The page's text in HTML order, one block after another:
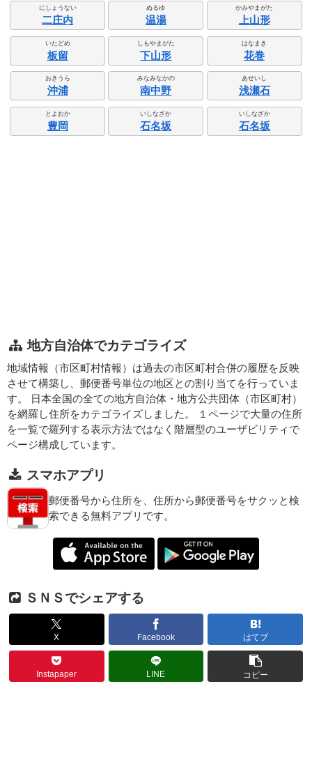
にしょうない
二庄内
ぬるゆ
温湯
かみやまがた
上山形
いたどめ
板留
しもやまがた
下山形
はなまき
花巻
おきうら
沖浦
みなみなかの
南中野
あせいし
浅瀬石
とよおか
豊岡
いしなざか
石名坂
いしなざか
石名坂
地方自治体でカテゴライズ
地域情報（市区町村情報）は過去の市区町村合併の履歴を反映
させて構築し、郵便番号単位の地区との割り当てを行っていま
す。 日本全国の全ての地方自治体・地方公共団体（市区町村）
を網羅し住所をカテゴライズしました。 １ページで大量の住所
を一覧で羅列する表示方法ではなく階層型のユーザビリティで
ページ構成しています。
スマホアプリ
郵便番号から住所を、住所から郵便番号をサクッと検
索できる無料アプリです。
ＳＮＳでシェアする
X Facebook はてブ
Instapaper LINE コピー